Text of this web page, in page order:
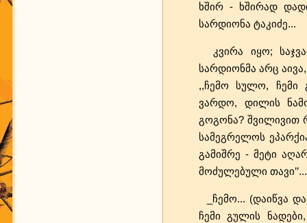
ხშირ - ხშირად
სარდიონა ტაკიძე...
კვირა იყო;
სარდიონმა არც
,,ჩემო სულო, ჩემი
ვარდო, დილის
გოგონა? შვილივით
სამეგრელოს
გამიშრე - მეტი
მოძულებული თავი’’...
_ჩემო... (დაიწვა
ჩემი გულის